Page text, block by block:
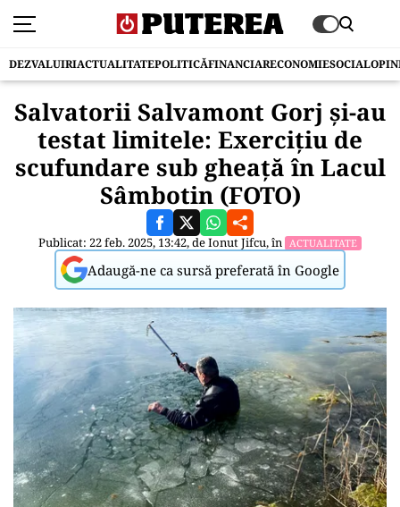
DEZVALUIRIACTUALITATEPOLITICĂFINANCIARECONOMIESOCIAL
Salvatorii Salvamont Gorj şi-au
testat limitele: Exercițiu de
scufundare sub gheață în Lacul
Sâmbotin (FOTO)
Publicat: 22 feb. 2025, 13:42, deIonut Jifcu, în ACTUALITATE
Adaugă-ne ca sursă preferată în Google